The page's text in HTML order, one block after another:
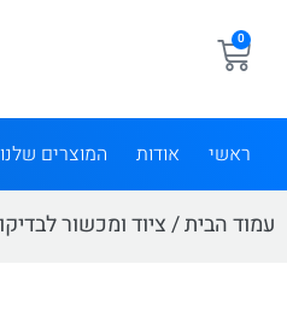
0
ראשי אודות המוצרים שלנו
עמוד הבית/ציוד ומכשור